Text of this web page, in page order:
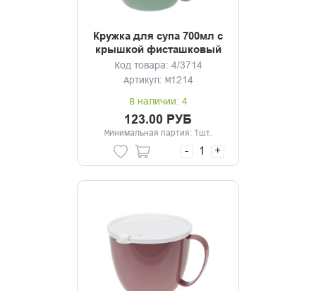
Кружка для супа 700мл с
крышкой фисташковый
Код товара: 4/3714
Артикул: М1214
В наличии: 4
123.00 РУБ
Минимальная партия: 1шт.
- +